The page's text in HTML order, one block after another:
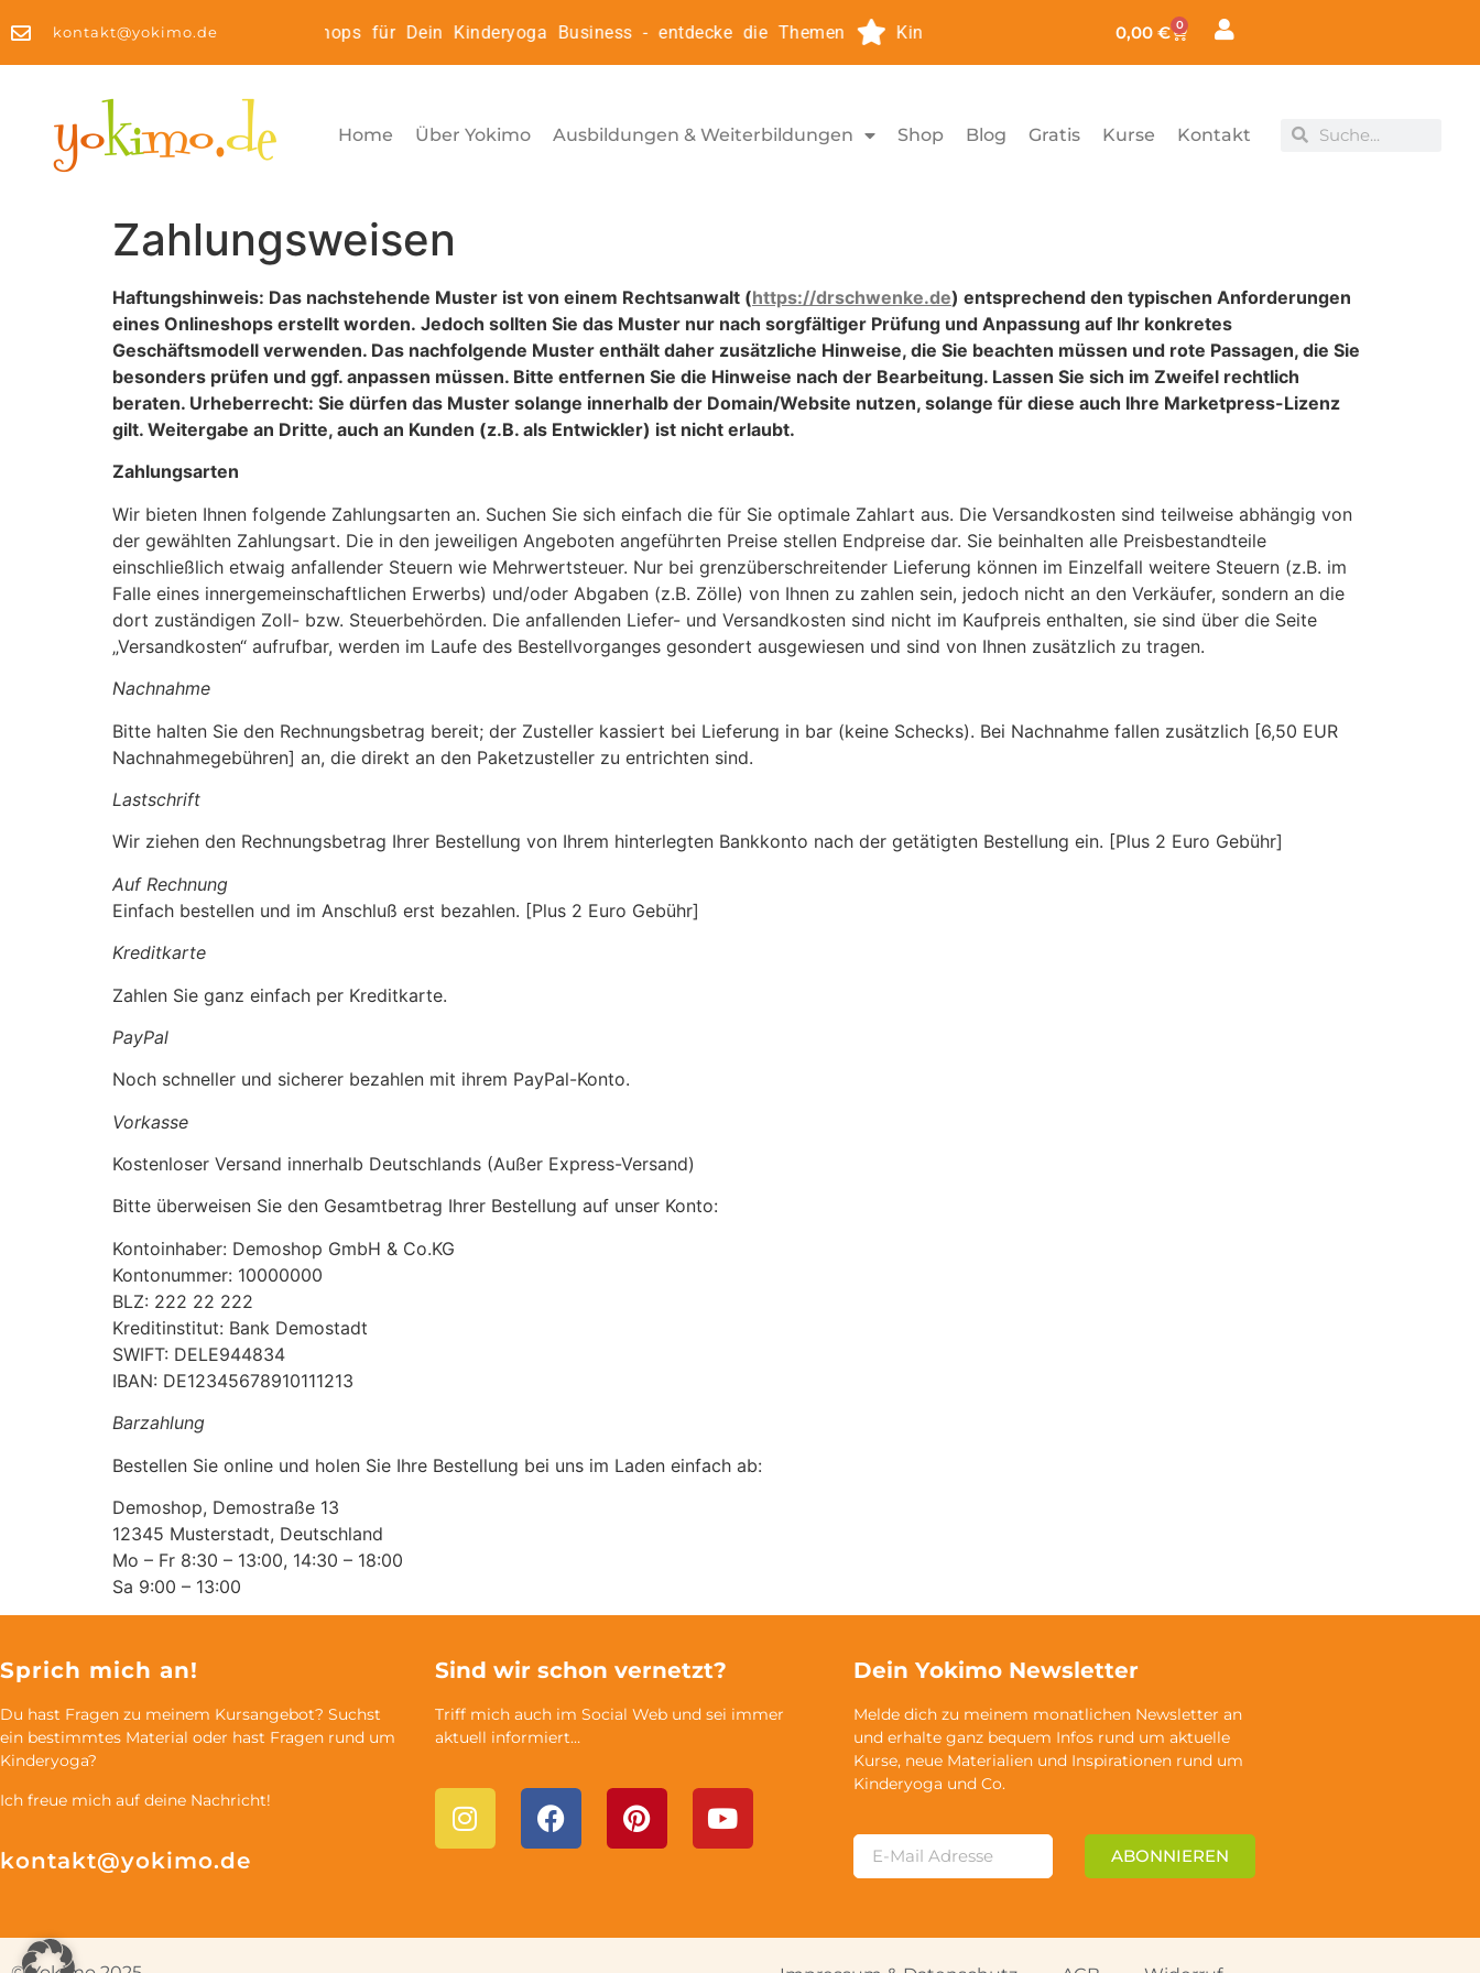
kontakt@yokimo.de
Kinderyoga2Go: Online Workshops für Dein Kinderyoga Business - entdecke die Themen Kinderyoga2Go: Online Workshops für Dein Kinderyoga Business -
0,00€ 0
Home Über Yokimo Ausbildungen & Weiterbildungen Shop Blog Gratis Kurse Kontakt
Zahlungsweisen
Haftungshinweis: Das nachstehende Muster ist von einem Rechtsanwalt (https://drschwenke.de) entsprechend den typischen Anforderungen
eines Onlineshops erstellt worden. Jedoch sollten Sie das Muster nur nach sorgfältiger Prüfung und Anpassung auf Ihr konkretes
Geschäftsmodell verwenden. Das nachfolgende Muster enthält daher zusätzliche Hinweise, die Sie beachten müssen und rote Passagen, die Sie
besonders prüfen und ggf. anpassen müssen. Bitte entfernen Sie die Hinweise nach der Bearbeitung. Lassen Sie sich im Zweifel rechtlich
beraten. Urheberrecht: Sie dürfen das Muster solange innerhalb der Domain/Website nutzen, solange für diese auch Ihre Marketpress-Lizenz
gilt. Weitergabe an Dritte, auch an Kunden (z.B. als Entwickler) ist nicht erlaubt.
Zahlungsarten
Wir bieten Ihnen folgende Zahlungsarten an. Suchen Sie sich einfach die für Sie optimale Zahlart aus. Die Versandkosten sind teilweise abhängig von
der gewählten Zahlungsart. Die in den jeweiligen Angeboten angeführten Preise stellen Endpreise dar. Sie beinhalten alle Preisbestandteile
einschließlich etwaig anfallender Steuern wie Mehrwertsteuer. Nur bei grenzüberschreitender Lieferung können im Einzelfall weitere Steuern (z.B. im
Falle eines innergemeinschaftlichen Erwerbs) und/oder Abgaben (z.B. Zölle) von Ihnen zu zahlen sein, jedoch nicht an den Verkäufer, sondern an die
dort zuständigen Zoll- bzw. Steuerbehörden. Die anfallenden Liefer- und Versandkosten sind nicht im Kaufpreis enthalten, sie sind über die Seite
„Versandkosten“ aufrufbar, werden im Laufe des Bestellvorganges gesondert ausgewiesen und sind von Ihnen zusätzlich zu tragen.
Nachnahme
Bitte halten Sie den Rechnungsbetrag bereit; der Zusteller kassiert bei Lieferung in bar (keine Schecks). Bei Nachnahme fallen zusätzlich [6,50 EUR
Nachnahmegebühren] an, die direkt an den Paketzusteller zu entrichten sind.
Lastschrift
Wir ziehen den Rechnungsbetrag Ihrer Bestellung von Ihrem hinterlegten Bankkonto nach der getätigten Bestellung ein. [Plus 2 Euro Gebühr]
Auf Rechnung
Einfach bestellen und im Anschluß erst bezahlen. [Plus 2 Euro Gebühr]
Kreditkarte
Zahlen Sie ganz einfach per Kreditkarte.
PayPal
Noch schneller und sicherer bezahlen mit ihrem PayPal-Konto.
Vorkasse
Kostenloser Versand innerhalb Deutschlands (Außer Express-Versand)
Bitte überweisen Sie den Gesamtbetrag Ihrer Bestellung auf unser Konto:
Kontoinhaber: Demoshop GmbH & Co.KG
Kontonummer: 10000000
BLZ: 222 22 222
Kreditinstitut: Bank Demostadt
SWIFT: DELE944834
IBAN: DE12345678910111213
Barzahlung
Bestellen Sie online und holen Sie Ihre Bestellung bei uns im Laden einfach ab:
Demoshop, Demostraße 13
12345 Musterstadt, Deutschland
Mo – Fr 8:30 – 13:00, 14:30 – 18:00
Sa 9:00 – 13:00
Sprich mich an!
Du hast Fragen zu meinem Kursangebot? Suchst
ein bestimmtes Material oder hast Fragen rund um
Kinderyoga?
Ich freue mich auf deine Nachricht!
kontakt@yokimo.de
Sind wir schon vernetzt?
Triff mich auch im Social Web und sei immer
aktuell informiert…
Dein Yokimo Newsletter
Melde dich zu meinem monatlichen Newsletter an
und erhalte ganz bequem Infos rund um aktuelle
Kurse, neue Materialien und Inspirationen rund um
Kinderyoga und Co.
ABONNIEREN